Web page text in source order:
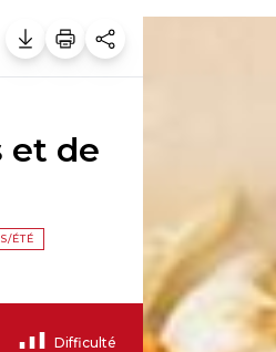
et de
ÉTÉ
Difficulté